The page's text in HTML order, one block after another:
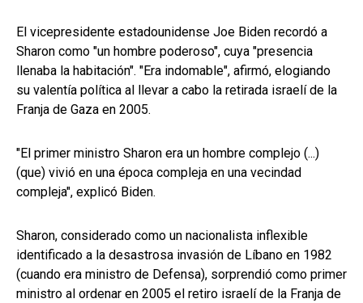
El vicepresidente estadounidense Joe Biden recordó a
Sharon como "un hombre poderoso", cuya "presencia
llenaba la habitación". "Era indomable", afirmó, elogiando
su valentía política al llevar a cabo la retirada israelí de la
Franja de Gaza en 2005.
"El primer ministro Sharon era un hombre complejo (...)
(que) vivió en una época compleja en una vecindad
compleja", explicó Biden.
Sharon, considerado como un nacionalista inflexible
identificado a la desastrosa invasión de Líbano en 1982
(cuando era ministro de Defensa), sorprendió como primer
ministro al ordenar en 2005 el retiro israelí de la Franja de